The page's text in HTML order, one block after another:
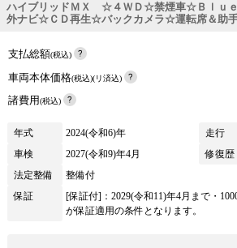
ハイブリッドＭＸ ☆４ＷＤ☆禁煙車☆Ｂｌｕ
外ナビ☆ＣＤ再生☆バックカメラ☆運転席＆助
支払総額(税込)
車両本体価格(税込)(リ済込)
諸費用(税込)
年式 2024(令和6)年 走行
車検
2027(令和9)年4月 修復歴
法定整備
整備付
保証
[保証付]：2029(令和11)年4月まで・
が保証適用の条件となります。